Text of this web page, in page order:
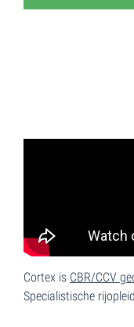
Cortex is CBR/CCV
Specialistische